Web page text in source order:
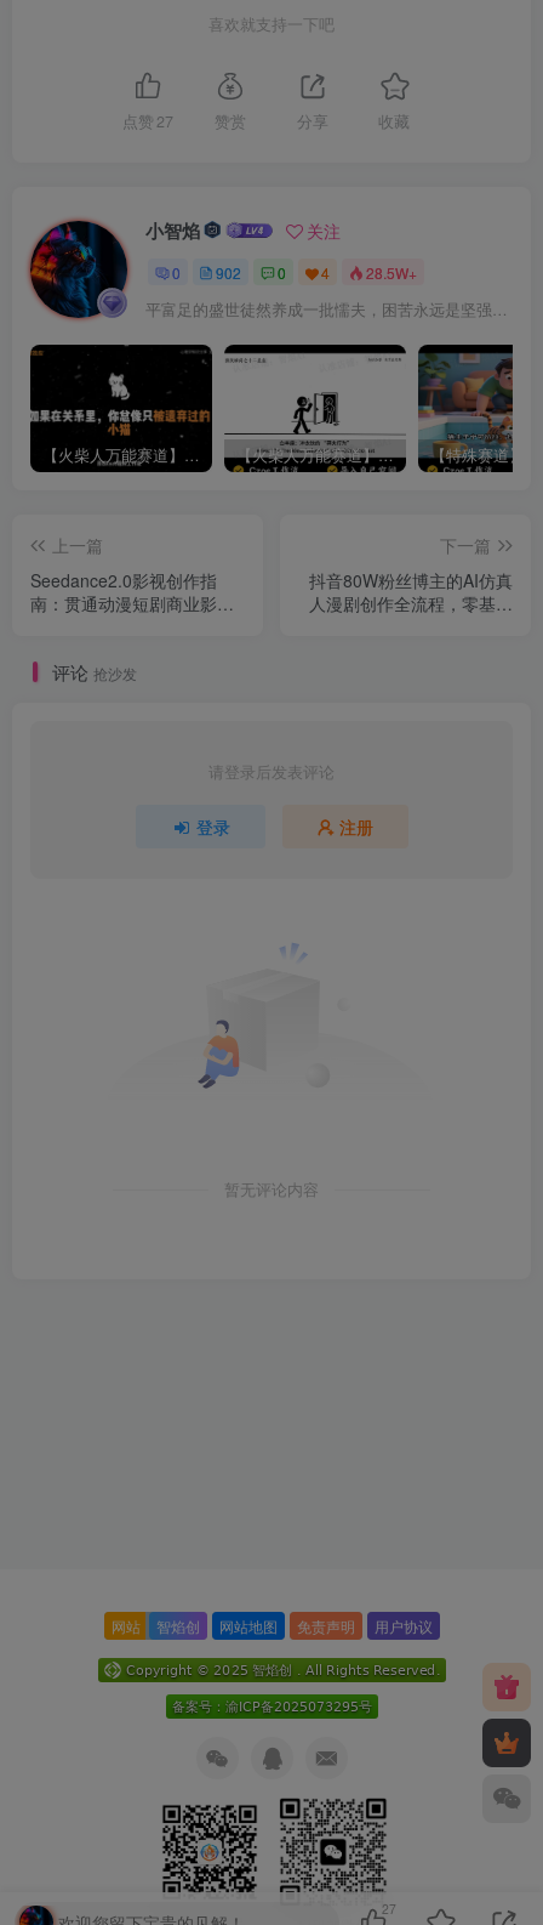
喜欢就支持一下吧
点赞 27 赞赏 分享 收藏
小智焰 关注
0 902 0 4 28.5W+
平富足的盛世徒然养成一批懦夫，困苦永远是坚强之母
【火柴人万能赛道】火柴人心理学插画讲解视频丨扣子工作流智能体搭建coze工作流 【火柴人万能赛道】火柴人心理学智能文案视频丨扣子工作流智能体搭建coze工作流
上一篇
Seedance2.0影视创作指
南：贯通动漫短剧商业影片
下一篇
抖音80W粉丝博主的AI仿真
人漫剧创作全流程，零基础
评论 抢沙发
请登录后发表评论
登录 注册
暂无评论内容
网站 智焰创 网站地图 免责声明 用户协议
27